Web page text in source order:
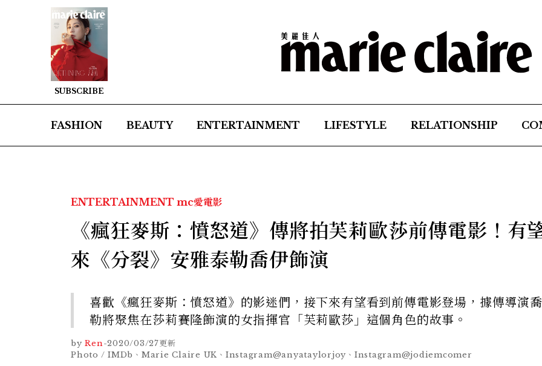
SUBSCRIBE
FASHION BEAUTY ENTERTAINMENT LIFESTYLE RELATIONSHIP
ENTERTAINMENT mc愛電影
《瘋狂麥斯：憤怒道》傳將拍芙莉歐莎前傳電影！有
來《分裂》安雅泰勒喬伊飾演
喜歡《瘋狂麥斯：憤怒道》的影迷們，接下來有望看到前傳電影登場，據傳導演
勒將聚焦在莎莉賽隆飾演的女指揮官「芙莉歐莎」這個角色的故事。
by Ren-2020/03/27更新
Photo / IMDb、Marie Claire UK、Instagram@anyataylorjoy、Instagram@jodiemcomer